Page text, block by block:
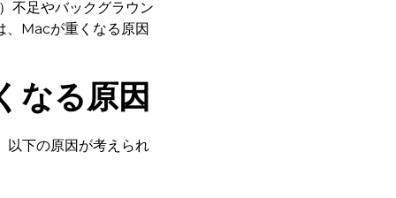
不足やバックグラウン
、Macが重くなる原因
なる原因
以下の原因が考えられ